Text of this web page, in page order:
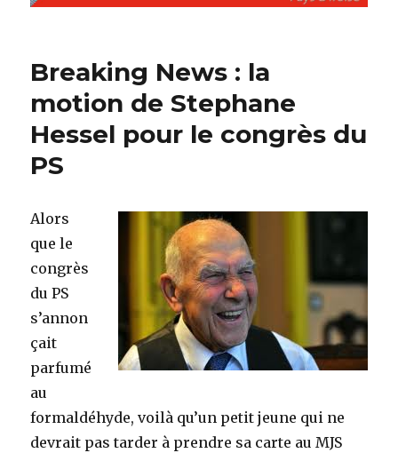
Breaking News : la
motion de Stephane
Hessel pour le congrès du
PS
Alors
que le
congrès
du PS
s’annon
çait
parfumé
au
formaldéhyde, voilà qu’un petit jeune qui ne
devrait pas tarder à prendre sa carte au MJS